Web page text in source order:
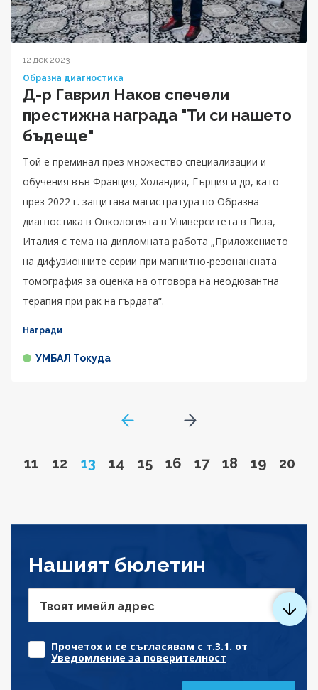
12 дек 2023
Образна диагностика
Д-р Гаврил Наков спечели
престижна награда "Ти си нашето
бъдеще"
Той е преминал през множество специализации и
обучения във Франция, Холандия, Гърция и др, като
през 2022 г. защитава магистратура по Образна
диагностика в Онкологията в Университета в Пиза,
Италия с тема на дипломната работа „Приложението
на дифузионните серии при магнитно-резонансната
томография за оценка на отговора на неодювантна
терапия при рак на гърдата“.
Награди
УМБАЛ Токуда
GoToPreviousPage
Go to page
11 Go to page
12 Page
13 Go to page
14 Go to page
15 Go to page
16 Go to page
17 Go to page
18 Go to
19 Go
20
Go to next page
Нашият бюлетин
Твоят имейл адрес
Прочетох и се съгласявам с т.3.1. от
Уведомление за поверителност